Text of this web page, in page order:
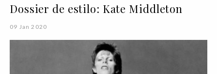
Dossier de estilo: Kate Middleton
09 Jan 2020